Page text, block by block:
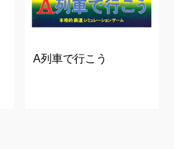
A列車で行こう